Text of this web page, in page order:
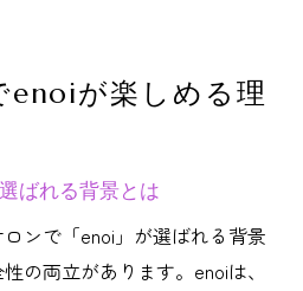
enoiが楽しめる理
ばれる背景とは
ンで「enoi」が選ばれる背景
の両立があります。enoiは、